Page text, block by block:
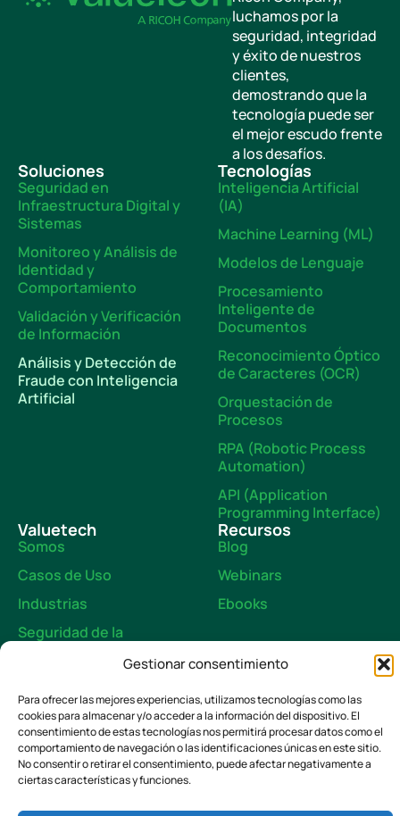
Gestionar consentimiento
Para ofrecer las mejores experiencias, utilizamos tecnologías como las
cookies para almacenar y/o acceder a la información del dispositivo. El
consentimiento de estas tecnologías nos permitirá procesar datos como el
comportamiento de navegación o las identificaciones únicas en este sitio.
No consentir o retirar el consentimiento, puede afectar negativamente a
ciertas características y funciones.
luchamos por la
seguridad, integridad
y éxito de nuestros
clientes,
demostrando que la
tecnología puede ser
el mejor escudo frente
a los desafíos.
Soluciones
Seguridad en
Infraestructura Digital y
Sistemas
Monitoreo y Análisis de
Identidad y
Comportamiento
Validación y Verificación
de Información
Análisis y Detección de
Fraude con Inteligencia
Artificial
Tecnologías
Inteligencia Artificial
(IA)
Machine Learning (ML)
Modelos de Lenguaje
Procesamiento
Inteligente de
Documentos
Reconocimiento Óptico
de Caracteres (OCR)
Orquestación de
Procesos
RPA (Robotic Process
Automation)
API (Application
Programming Interface)
Valuetech
Somos
Casos de Uso
Industrias
Seguridad de la
Recursos
Blog
Webinars
Ebooks
Diseñado y Desarrollado
por Media Dream